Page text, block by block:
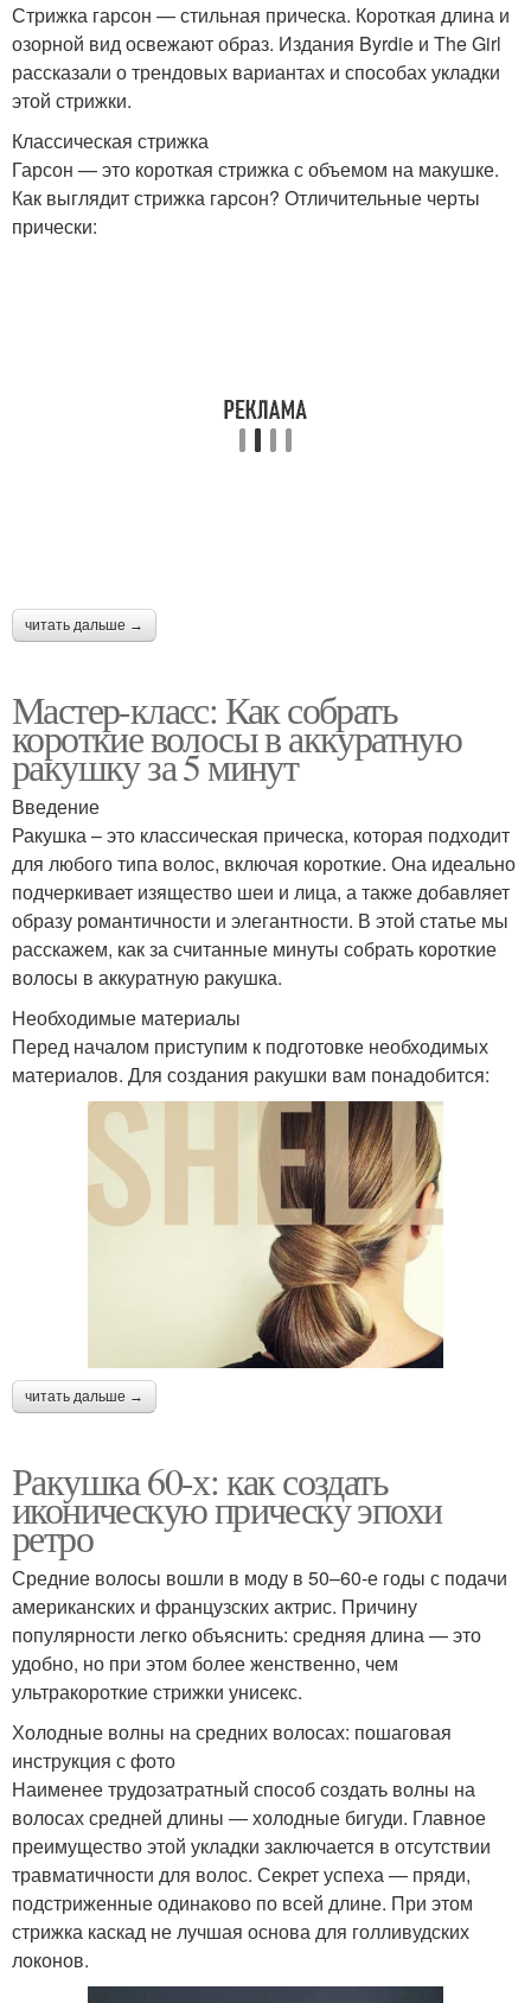
Пошагово на волосы
Пошагово на длинные
волосы
Волос к укладке Кудрявые волосы
повседневного образа
Темные волосы
светлые волосы
Длинные волосы
Средние волосы
Мелирования на
Волос при темном
мелировании
Волосы на домашних
условиях
Короткая стрижка
Стрижка для светлых
волос
коротких стрижек
Волосы для блондинок
Мелирования для
светлых волос
условиях
Мелирование на
короткие волосы
Мелирование на
коротких волосах
коротких волосах
Волосы с
мелированием
Темно-коричневые
волосы
Волосы с вишневым
Стрижка гарсон — стильная прическа. Короткая длина и
озорной вид освежают образ. Издания Byrdie и The Girl
рассказали о трендовых вариантах и способах укладки
этой стрижки.
Классическая стрижка
Гарсон — это короткая стрижка с объемом на макушке.
Как выглядит стрижка гарсон? Отличительные черты
прически:
читать дальше →
Мастер-класс: Как собрать
короткие волосы в аккуратную
ракушку за 5 минут
Введение
Ракушка – это классическая прическа, которая подходит
для любого типа волос, включая короткие. Она идеально
подчеркивает изящество шеи и лица, а также добавляет
образу романтичности и элегантности. В этой статье мы
расскажем, как за считанные минуты собрать короткие
волосы в аккуратную ракушка.
Необходимые материалы
Перед началом приступим к подготовке необходимых
материалов. Для создания ракушки вам понадобится:
читать дальше →
Ракушка 60-х: как создать
иконическую прическу эпохи
ретро
Средние волосы вошли в моду в 50–60-е годы с подачи
американских и французских актрис. Причину
популярности легко объяснить: средняя длина — это
удобно, но при этом более женственно, чем
ультракороткие стрижки унисекс.
Холодные волны на средних волосах: пошаговая
инструкция с фото
Наименее трудозатратный способ создать волны на
волосах средней длины — холодные бигуди. Главное
преимущество этой укладки заключается в отсутствии
травматичности для волос. Секрет успеха — пряди,
подстриженные одинаково по всей длине. При этом
стрижка каскад не лучшая основа для голливудских
локонов.